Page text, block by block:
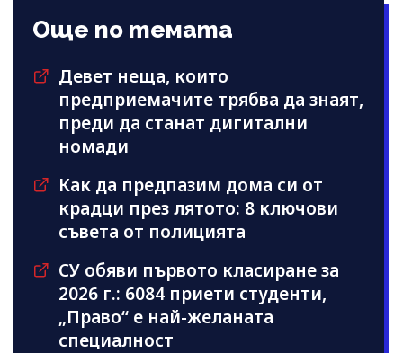
Още по темата
Девет неща, които
предприемачите трябва да знаят,
преди да станат дигитални
номади
Как да предпазим дома си от
крадци през лятото: 8 ключови
съвета от полицията
СУ обяви първото класиране за
2026 г.: 6084 приети студенти,
„Право“ е най-желаната
специалност